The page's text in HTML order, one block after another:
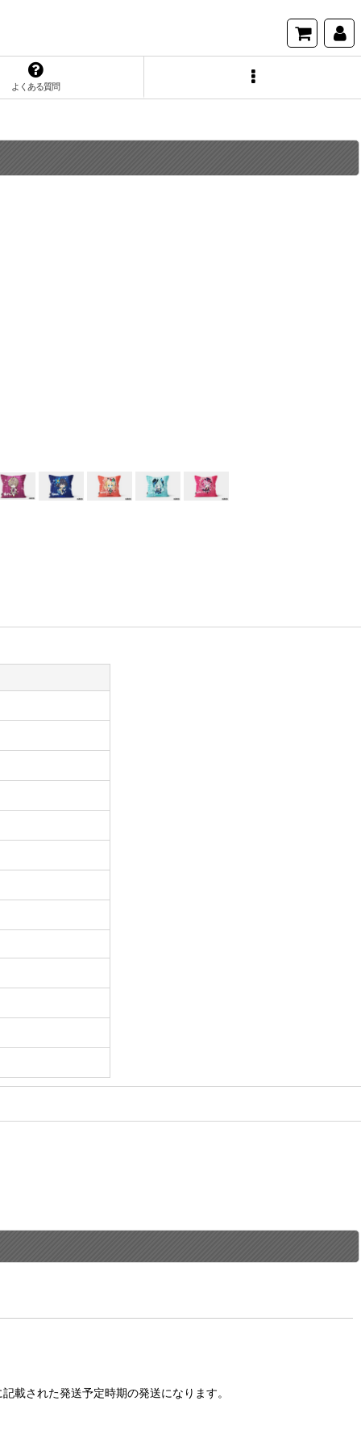
よくある質問
載された発送予定時期の発送になります。